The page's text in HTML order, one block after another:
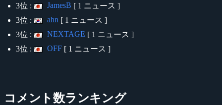
3位 :
JamesB [ 1 ニュース ]
3位 :
ahn[ 1 ニュース ]
3位 :
NEXTAGE [ 1 ニュース ]
3位 :
OFF[ 1 ニュース ]
コメント数ランキング